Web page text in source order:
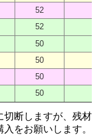
52
52
50
50
50
50
切断しますが、残材
入をお願いします。